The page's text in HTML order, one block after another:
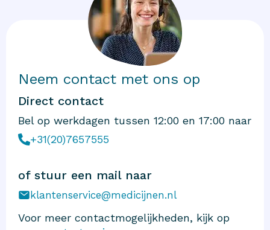
Neem contact met ons op
Direct contact
Bel op werkdagen tussen 12:00 en 17:00 naar
+31(20)7657555
of stuur een mail naar
klantenservice@medicijnen.nl
Voor meer contactmogelijkheden, kijk op